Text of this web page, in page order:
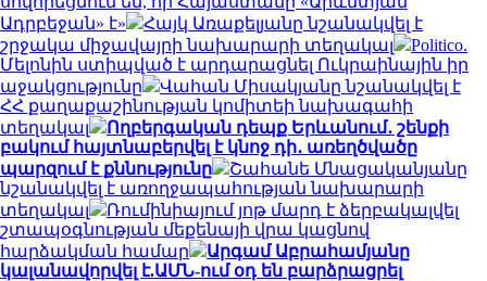
Ադրբեջան» է»
Հայկ Առաքելյանը նշանակվել է
շրջակա միջավայրի նախարարի տեղակալ
Politico.
Մելոնին ստիպված է արդարացնել Ուկրաինային իր
աջակցությունը
Վահան Միսակյանը նշանակվել է
ՀՀ քաղաքաշինության կոմիտեի նախագահի
տեղակալ
Ողբերգական դեպք Երևանում․ շենքի
բակում հայտնաբերվել է կնոջ դի․ առեղծվածը
պարզում է քննությունը
Շահանե Մնացականյանը
նշանակվել է առողջապահության նախարարի
տեղակալ
Ռումինիայում յոթ մարդ է ձերբակալվել
շտապօգնության մեքենայի վրա կացնով
հարձակման համար
Արգամ Աբրահամյանը
կալանավորվել է.ԱՄՆ-ում օդ են բարձրացրել